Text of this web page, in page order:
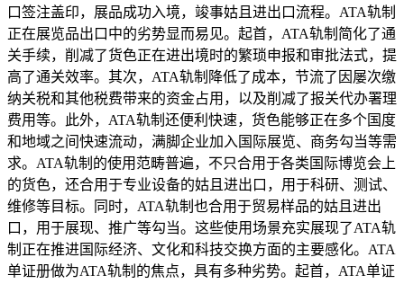
口签注盖印，展品成功入境，竣事姑且进出口流程。ATA轨制
正在展览品出口中的劣势显而易见。起首，ATA轨制简化了通
关手续，削减了货色正在进出境时的繁琐申报和审批法式，提
高了通关效率。其次，ATA轨制降低了成本，节流了因屡次缴
纳关税和其他税费带来的资金占用，以及削减了报关代办署理
费用等。此外，ATA轨制还便利快速，货色能够正在多个国度
和地域之间快速流动，满脚企业加入国际展览、商务勾当等需
求。ATA轨制的使用范畴普遍，不只合用于各类国际博览会上
的货色，还合用于专业设备的姑且进出口，用于科研、测试、
维修等目标。同时，ATA轨制也合用于贸易样品的姑且进出
口，用于展现、推广等勾当。这些使用场景充实展现了ATA轨
制正在推进国际经济、文化和科技交换方面的主要感化。ATA
单证册做为ATA轨制的焦点，具有多种劣势。起首，ATA单证